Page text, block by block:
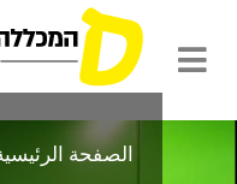
الصفحة